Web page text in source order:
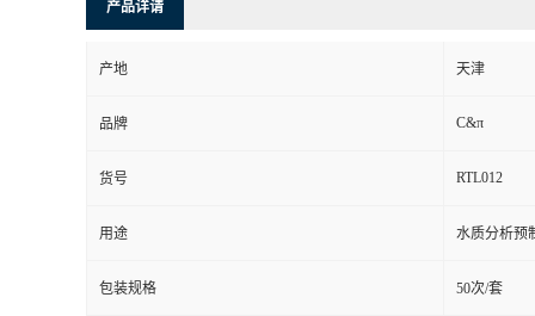
产品详请
产地 天津
品牌 C&π
货号 RTL012
用途 水质分析预
包装规格 50次/套